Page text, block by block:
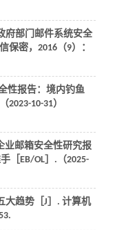
府部门邮件系统安全
保密， 2016（9）：
性报告：境内钓鱼
2023-10-31）
业邮箱安全性研究报
［EB/OL］.（2025-
大趋势［J］. 计算机